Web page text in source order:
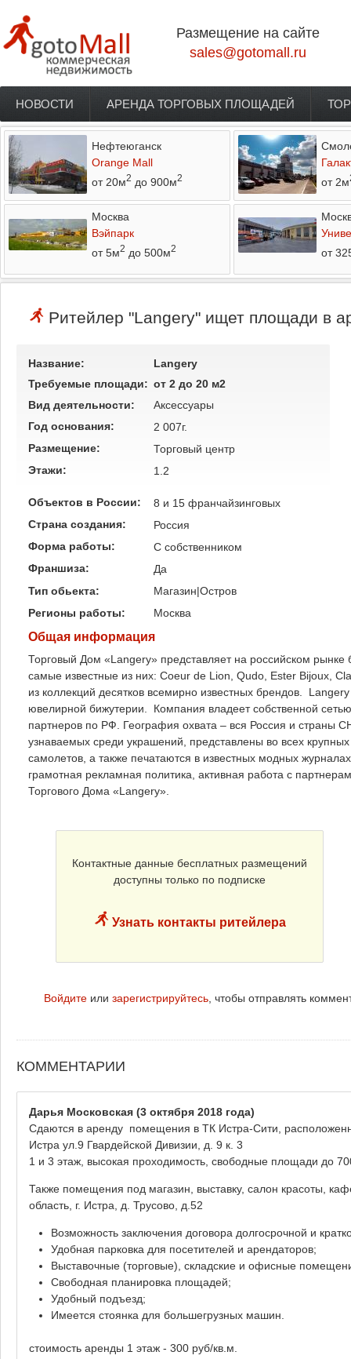
Размещение на сайте
sales@gotomall.ru
Главное меню
НОВОСТИ АРЕНДА ТОРГОВЫХ ПЛОЩАДЕЙ
Нефтеюганск
Orange Mall
от 20м2 до 900м2
от 2м
Москва
Вэйпарк
от 5м2 до 500м2
от
Ритейлер "Langery" ищет площади в
Название:
Langery
Требуемые площади: от 2 до 20 м2
Вид деятельности:
Аксессуары
Год основания:
2 007г.
Размещение:
Торговый центр
Этажи:
1.2
Объектов в России:
8 и 15 франчайзинговых
Страна создания:
Россия
Форма работы:
C собственником
Франшиза:
Да
Тип обьекта:
Магазин|Остров
Регионы работы:
Москва
Общая информация
Торговый Дом «Langery» представляет на российском
самые известные из них: Coeur de Lion, Qudo, Ester Bijoux,
из коллекций десятков всемирно известных брендов.
ювелирной бижутерии. Компания владеет собственной
партнеров по РФ. География охвата – вся Россия и страны
узнаваемых среди украшений, представлены во всех
самолетов, а также печатаются в известных модных
грамотная рекламная политика, активная работа с
Торгового Дома «Langery».
Контактные данные бесплатных размещений
доступны только по подписке
Узнать контакты ритейлера
Войдите или зарегистрируйтесь, чтобы отправлять
КОММЕНТАРИИ
Дарья Московская (3 октября 2018 года)
Сдаются в аренду помещения в ТК Истра-Сити,
Истра ул.9 Гвардейской Дивизии, д. 9 к. 3
1 и 3 этаж, высокая проходимость, свободные площади до
Также помещения под магазин, выставку, салон красоты,
область, г. Истра, д. Трусово, д.52
Возможность заключения договора долгосрочной и
Удобная парковка для посетителей и арендаторов;
Выставочные (торговые), складские и офисные
Свободная планировка площадей;
Удобный подъезд;
Имеется стоянка для большегрузных машин.
стоимость аренды 1 этаж - 300 руб/кв.м.